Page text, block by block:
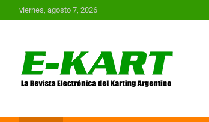
al
viernes, agosto 7, 2026